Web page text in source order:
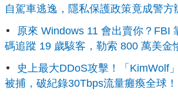
自駕車逃逸，隱私保護政策竟成警方
原來 Windows 11 會出賣你？FBI
碼追蹤 19 歲駭客，勒索 800 萬美金
史上最大DDoS攻擊！「KimWolf
被捕，破紀錄30Tbps流量癱瘓全球！